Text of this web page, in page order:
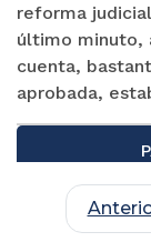
reforma
último minuto,
cuenta,
aprobada,